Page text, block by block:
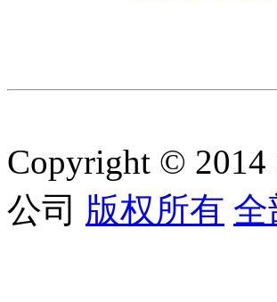
Copyright © 2014
公司 版权所有 全